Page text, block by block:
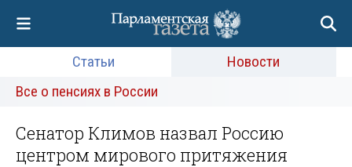
Статьи
Новости
Все о пенсиях в России
Сенатор Климов назвал Россию
центром мирового притяжения